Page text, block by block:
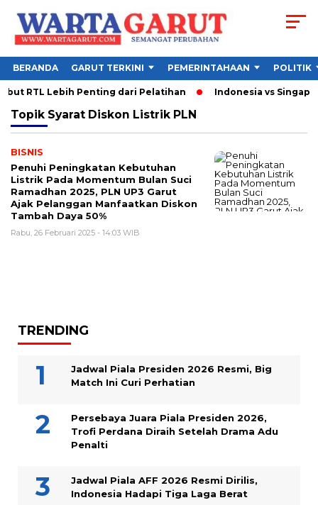
BERANDA GARUT TERKINI PEMERINTAHAAN POLITIK
RTL Lebih Penting dari Pelatihan Indonesia vs
Topik Syarat Diskon Listrik PLN
BISNIS
Penuhi Peningkatan Kebutuhan
Listrik Pada Momentum Bulan Suci
Ramadhan 2025, PLN UP3 Garut
Ajak Pelanggan Manfaatkan Diskon
Tambah Daya 50%
Rabu, 26 Februari 2025 - 14:03 WIB
TRENDING
Jadwal Piala Presiden 2026 Resmi, Big
Match Ini Curi Perhatian
Persebaya Juara Piala Presiden 2026,
Trofi Perdana Diraih Setelah Drama Adu
Penalti
Jadwal Piala AFF 2026 Resmi Dirilis,
Indonesia Hadapi Tiga Laga Berat